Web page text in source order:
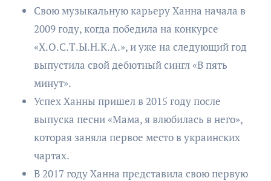
Свою музыкальную карьеру Ханна начала в
2009 году, когда победила на конкурсе
«Х.О.С.Т.Ы.Н.К.А.», и уже на следующий год
выпустила свой дебютный сингл «В пять
минут».
Успех Ханны пришел в 2015 году после
выпуска песни «Мама, я влюбилась в него»,
которая заняла первое место в украинских
чартах.
В 2017 году Ханна представила свою первую